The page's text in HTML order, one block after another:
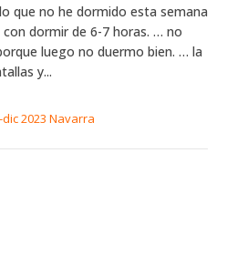
que no he dormido esta semana
dormir de 6-7 horas. … no
luego no duermo bien. … la
y...
2023 Navarra